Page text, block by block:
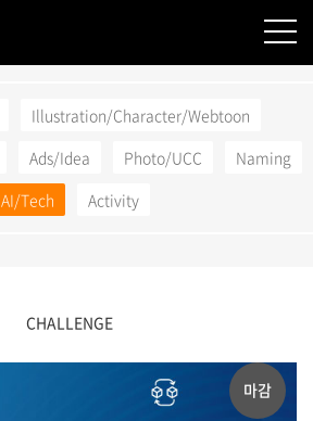
Illustration/Character/Webtoon
Ads/Idea Photo/UCC
Naming
AI/Tech
Activity
CHALLENGE
마감